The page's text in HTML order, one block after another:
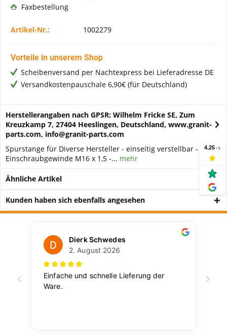
Faxbestellung
Artikel-Nr.: 1002279
Vorteile in unserem Shop
Scheibenversand per Nachtexpress bei Lieferadresse DE
Versandkostenpauschale 6,90€ (für Deutschland)
Herstellerangaben nach GPSR: Wilhelm Fricke SE, Zum
Kreuzkamp 7, 27404 Heeslingen, Deutschland, www.granit-
parts.com, info@granit-parts.com
Spurstange für Diverse Hersteller - einseitig verstellbar -
Einschraubgewinde M16 x 1,5 -... mehr
Ähnliche Artikel
Kunden haben sich ebenfalls angesehen